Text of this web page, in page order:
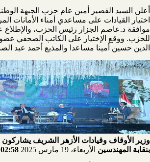
أعلن السيد القصير أمين عام حزب الجبهة
اختيار القيادات على مساعدي أمناء الأمانات
موافقة د.عاصم الجزار رئيس الحزب، والإطلاع
للحزب. ووقع الإختيار على الكاتب الصحفي
الدين حسين أمينا مساعدا والمذيع أحمد عبد
وزير الأوقاف وقيادات الأزهر الشريف يشاركون
بنقابة المهندسين الأربعاء، 19 مارس 2025 02:58 مـ